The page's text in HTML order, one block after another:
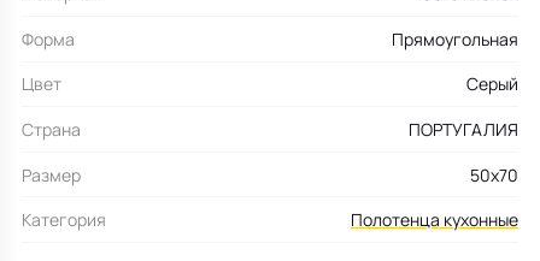
Форма
Прямоугольная
Цвет
Серый
Страна
ПОРТУГАЛИЯ
Размер
50х70
Категория
Полотенца кухонные